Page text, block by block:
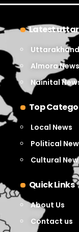
Latest
Almora News
Nainital
Top
Local News
Political
Cultural
Quick Links
About Us
Contact us